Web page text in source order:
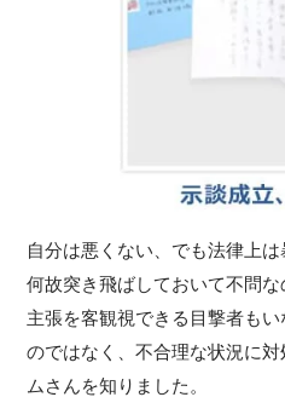
自分は悪くない、でも法律上
何故突き飛ばしておいて不問
主張を客観視できる目撃者も
のではなく、不合理な状況に
ムさんを知りました。